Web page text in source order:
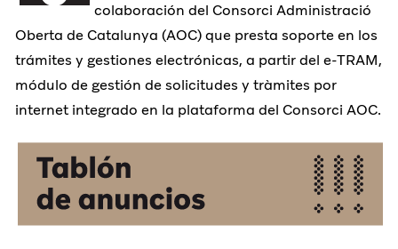
colaboración del Consorci Administració
Oberta de Catalunya (AOC) que presta soporte en los
trámites y gestiones electrónicas, a partir del e-TRAM,
módulo de gestión de solicitudes y tràmites por
internet integrado en la plataforma del Consorci AOC.